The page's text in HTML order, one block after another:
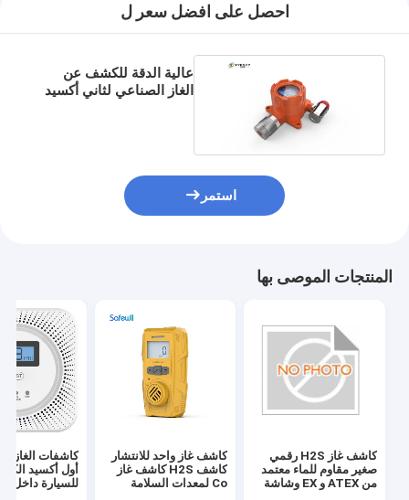
احصل على افضل سعر ل
عالية الدقة للكشف عن
الغاز الصناعي لثاني أكسيد
استمر
المنتجات الموصى بها
كاشف غاز H2S رقمي
صغير مقاوم للماء معتمد
من ATEX و EX وشاشة
كاشف غاز واحد للانتشار
كاشف H2S كاشف غاز
Co لمعدات السلامة
كاشفات الغاز
أول أكسيد
للسيارة داخل